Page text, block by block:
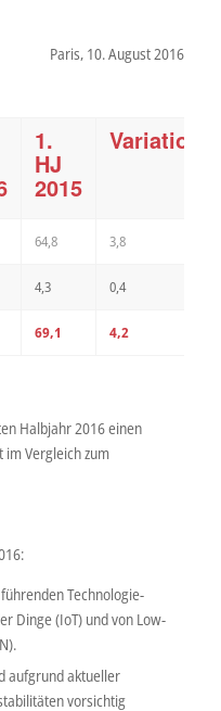
Paris, 10. August 2016
1.
HJ
2015
Variation
64,8 3,8
4,3 0,4
69,1 4,2
Halbjahr 2016 einen
im Vergleich zum
Technologie-
Dinge (IoT) und von Low-
aufgrund aktueller
vorsichtig